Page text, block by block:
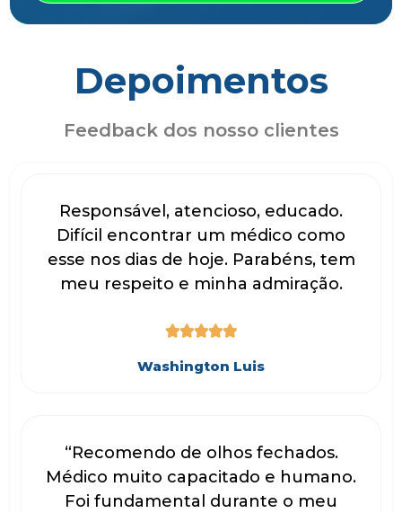
Depoimentos
Feedback dos nosso clientes
Responsável, atencioso, educado.
Difícil encontrar um médico como
esse nos dias de hoje. Parabéns, tem
meu respeito e minha admiração.

Washington Luis
“Recomendo de olhos fechados.
Médico muito capacitado e humano.
Foi fundamental durante o meu